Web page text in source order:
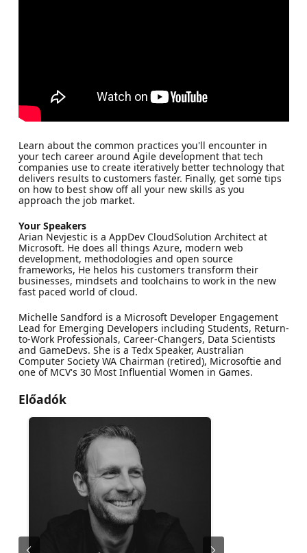
Learn about the common practices you'll encounter in
your tech career around Agile development that tech
companies use to create iteratively better technology that
delivers results to customers faster. Finally, get some tips
on how to best show off all your new skills as you
approach the job market.
Your Speakers
Arian Nevjestic is a AppDev CloudSolution Architect at
Microsoft. He does all things Azure, modern web
development, methodologies and open source
frameworks, He helos his customers transform their
businesses, mindsets and toolchains to work in the new
fast paced world of cloud.
Michelle Sandford is a Microsoft Developer Engagement
Lead for Emerging Developers including Students, Return-
to-Work Professionals, Career-Changers, Data Scientists
and GameDevs. She is a Tedx Speaker, Australian
Computer Society WA Chairman (retired), Microsoftie and
one of MCV's 30 Most Influential Women in Games.
Előadók